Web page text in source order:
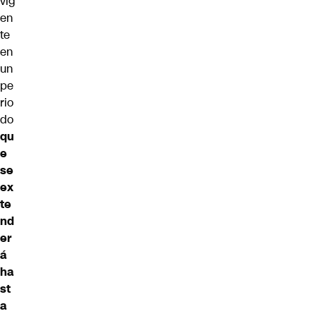
en
te
en
un
pe
rio
do
qu
e
se
ex
te
nd
er
á
ha
st
a